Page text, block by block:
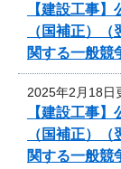
【建設工事
（国補正）
関する一般競
2025年2月18日
【建設工事
（国補正）
関する一般競